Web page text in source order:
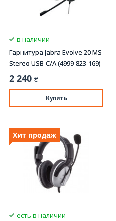
в наличии
Гарнитура Jabra Evolve 20 MS
Stereo USB-С/A (4999-823-169)
2 240 ₴
Купить
Хит продаж
есть в наличии